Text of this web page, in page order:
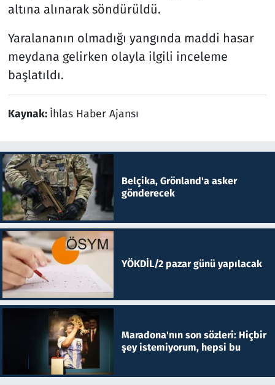
altına alınarak söndürüldü.
Yaralananın olmadığı yangında maddi hasar
meydana gelirken olayla ilgili inceleme
başlatıldı.
Kaynak: İhlas Haber Ajansı
Belçika, Grönland'a asker
gönderecek
YÖKDİL/2 pazar günü yapılacak
Maradona'nın son sözleri: Hiçbir
şey istemiyorum, hepsi bu
Televizyon